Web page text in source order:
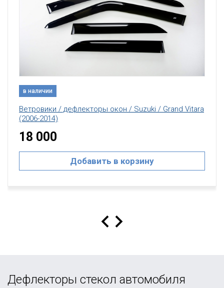
в наличии
Ветровики / дефлекторы окон / Suzuki / Grand Vitara
(2006-2014)
18 000
Добавить в корзину
Дефлекторы стекол автомобиля